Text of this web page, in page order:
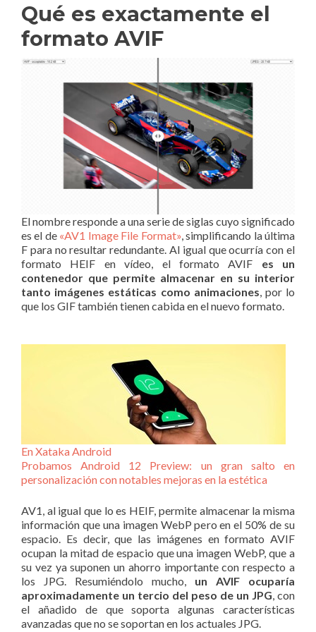
Qué es exactamente el
formato AVIF
El nombre responde a una serie de siglas cuyo significado
es el de «AV1 Image File Format», simplificando la última
F para no resultar redundante. Al igual que ocurría con el
formato HEIF en vídeo, el formato AVIF es un
contenedor que permite almacenar en su interior
tanto imágenes estáticas como animaciones, por lo
que los GIF también tienen cabida en el nuevo formato.
En Xataka Android
Probamos Android 12 Preview: un gran salto en
personalización con notables mejoras en la estética
AV1, al igual que lo es HEIF, permite almacenar la misma
información que una imagen WebP pero en el 50% de su
espacio. Es decir, que las imágenes en formato AVIF
ocupan la mitad de espacio que una imagen WebP, que a
su vez ya suponen un ahorro importante con respecto a
los JPG. Resumiéndolo mucho, un AVIF ocuparía
aproximadamente un tercio del peso de un JPG, con
el añadido de que soporta algunas características
avanzadas que no se soportan en los actuales JPG.